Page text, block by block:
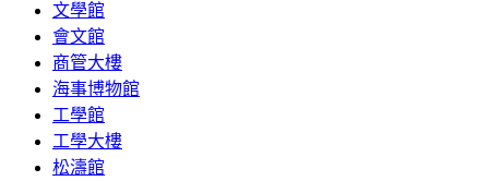
文學館
會文館
商管大樓
海事博物館
工學館
工學大樓
松濤館